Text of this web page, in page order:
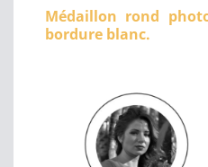
Médaillon rond
bordure blanc.